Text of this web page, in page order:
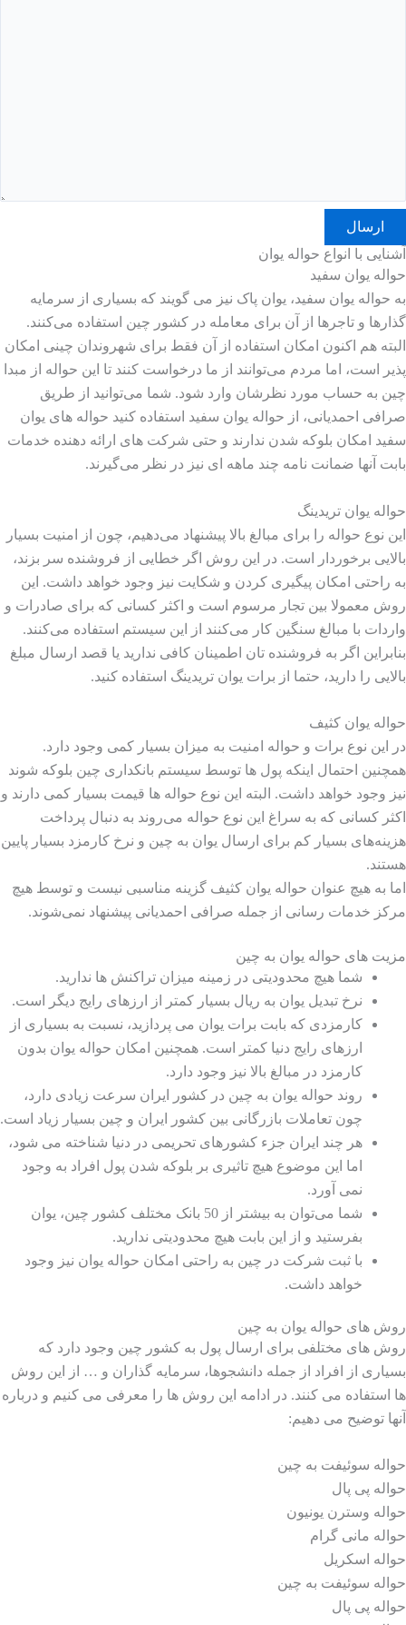
آشنایی با انواع حواله یوان
حواله یوان سفید
به حواله یوان سفید، یوان پاک نیز می گویند که بسیاری از سرمایه
گذارها و تاجرها از آن برای معامله در کشور چین استفاده می‌کنند.
البته هم اکنون امکان استفاده از آن فقط برای شهروندان چینی امکان
پذیر است، اما مردم می‌توانند از ما درخواست کنند تا این حواله از مبدا
چین به حساب مورد نظرشان وارد شود. شما می‌توانید از طریق
صرافی احمدیانی، از حواله یوان سفید استفاده کنید حواله های یوان
سفید امکان بلوکه شدن ندارند و حتی شرکت های ارائه دهنده خدمات
بابت آنها ضمانت نامه چند ماهه ای نیز در نظر می‌گیرند.
حواله یوان تریدینگ
این نوع حواله را برای مبالغ بالا پیشنهاد می‌دهیم، چون از امنیت بسیار
بالایی برخوردار است. در این روش اگر خطایی از فروشنده سر بزند،
به راحتی امکان پیگیری کردن و شکایت نیز وجود خواهد داشت. این
روش معمولا بین تجار مرسوم است و اکثر کسانی که برای صادرات و
واردات با مبالغ سنگین کار می‌کنند از این سیستم استفاده می‌کنند.
بنابراین اگر به فروشنده تان اطمینان کافی ندارید یا قصد ارسال مبلغ
بالایی را دارید، حتما از برات یوان تریدینگ استفاده کنید.
حواله یوان کثیف
در این نوع برات و حواله امنیت به میزان بسیار کمی وجود دارد.
همچنین احتمال اینکه پول ها توسط سیستم بانکداری چین بلوکه شوند
نیز وجود خواهد داشت. البته این نوع حواله ها قیمت بسیار کمی دارند و
اکثر کسانی که به سراغ این نوع حواله می‌روند به دنبال پرداخت
هزینه‌های بسیار کم برای ارسال یوان به چین و نرخ کارمزد بسیار پایین
هستند.
اما به هیچ عنوان حواله یوان کثیف گزینه مناسبی نیست و توسط هیچ
مرکز خدمات رسانی از جمله صرافی احمدیانی پیشنهاد نمی‌شوند.
مزیت های حواله یوان به چین
شما هیچ محدودیتی در زمینه میزان تراکنش ها ندارید.
نرخ تبدیل یوان به ریال بسیار کمتر از ارزهای رایج دیگر است.
کارمزدی که بابت برات یوان می پردازید، نسبت به بسیاری از
ارزهای رایج دنیا کمتر است. همچنین امکان حواله یوان بدون
کارمزد در مبالغ بالا نیز وجود دارد.
روند حواله یوان به چین در کشور ایران سرعت زیادی دارد،
چون تعاملات بازرگانی بین کشور ایران و چین بسیار زیاد است.
هر چند ایران جزء کشورهای تحریمی در دنیا شناخته می شود،
اما این موضوع هیچ تاثیری بر بلوکه شدن پول افراد به وجود
نمی آورد.
شما می‌توان به بیشتر از 50 بانک مختلف کشور چین، یوان
بفرستید و از این بابت هیچ محدودیتی ندارید.
با ثبت شرکت در چین به راحتی امکان حواله یوان نیز وجود
خواهد داشت.
روش های حواله یوان به چین
روش های مختلفی برای ارسال پول به کشور چین وجود دارد که
بسیاری از افراد از جمله دانشجوها، سرمایه گذاران و … از این روش
ها استفاده می کنند. در ادامه این روش ها را معرفی می کنیم و درباره
آنها توضیح می دهیم:
حواله سوئیفت به چین
حواله پی پال
حواله وسترن یونیون
حواله مانی گرام
حواله اسکریل
حواله سوئیفت به چین
حواله پی پال